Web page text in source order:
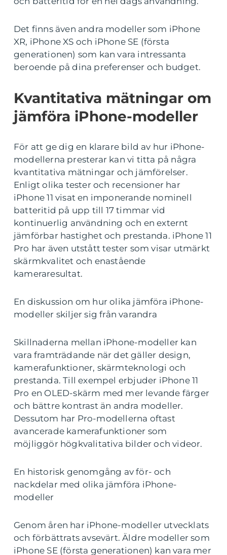
Det finns även andra modeller som iPhone
XR, iPhone XS och iPhone SE (första
generationen) som kan vara intressanta
beroende på dina preferenser och budget.
Kvantitativa mätningar om
jämföra iPhone-modeller
För att ge dig en klarare bild av hur iPhone-
modellerna presterar kan vi titta på några
kvantitativa mätningar och jämförelser.
Enligt olika tester och recensioner har
iPhone 11 visat en imponerande nominell
batteritid på upp till 17 timmar vid
kontinuerlig användning och en externt
jämförbar hastighet och prestanda. iPhone 11
Pro har även utstått tester som visar utmärkt
skärmkvalitet och enastående
kameraresultat.
En diskussion om hur olika jämföra iPhone-
modeller skiljer sig från varandra
Skillnaderna mellan iPhone-modeller kan
vara framträdande när det gäller design,
kamerafunktioner, skärmteknologi och
prestanda. Till exempel erbjuder iPhone 11
Pro en OLED-skärm med mer levande färger
och bättre kontrast än andra modeller.
Dessutom har Pro-modellerna oftast
avancerade kamerafunktioner som
möjliggör högkvalitativa bilder och videor.
En historisk genomgång av för- och
nackdelar med olika jämföra iPhone-
modeller
Genom åren har iPhone-modeller utvecklats
och förbättrats avsevärt. Äldre modeller som
iPhone SE (första generationen) kan vara mer